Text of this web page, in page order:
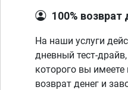
100% возврат
На наши услуги
дневный тест-
которого вы имеете
возврат денег и